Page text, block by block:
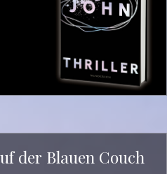
der Blauen Couch